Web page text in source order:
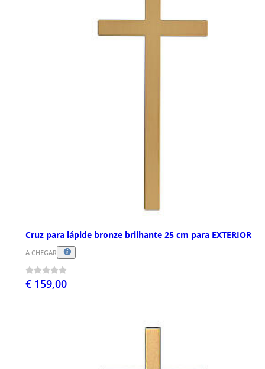
Cruz para lápide bronze brilhante 25 cm para EXTERIOR
A CHEGAR
€ 159,00